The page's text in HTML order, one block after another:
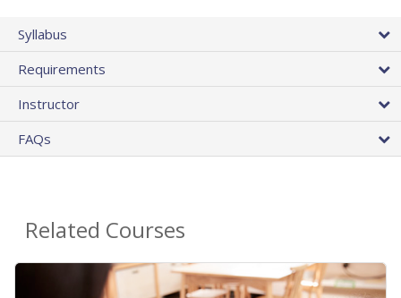
Syllabus
Requirements
Instructor
FAQs
Related Courses